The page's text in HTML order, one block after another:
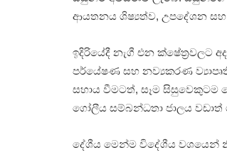
ආයතනය ශිෂ්‍යත්ව, උපදේශන සහ
ඉදිරියේදී නැගී එන ක්ෂේත්‍රවලට
පර්යේෂණ සහ නව්‍යකරණ
සහාය වීමටත්, සෑම සිසුවෙකුටම
ගෝලීය සම්බන්ධතා ජාලය
දේශීය මෙන්ම විදේශීය වශයෙන්